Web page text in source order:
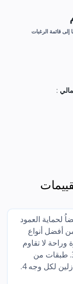
:
لحماية العمود
الظهر 1. طبقة من أفضل أنواع
القوة وراحة لا تقاوم
2. طبقة من الاسنفج السوفت كثافة 26 3. طبقات من
الفايبر السوفت + طبقة قطن + طبقة فازلين لكل وجه 4.